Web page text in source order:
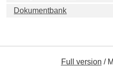
Dokumentbank
Full version /